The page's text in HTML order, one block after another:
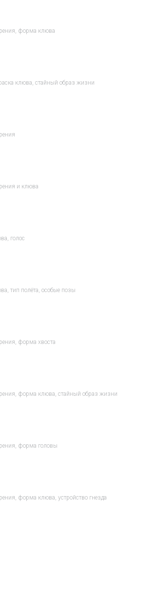
форма клюва
клюва, стайный образ жизни
и клюва
голос
тип полёта, особые позы
форма хвоста
форма клюва, стайный образ жизни
форма головы
форма клюва, устройство гнезда